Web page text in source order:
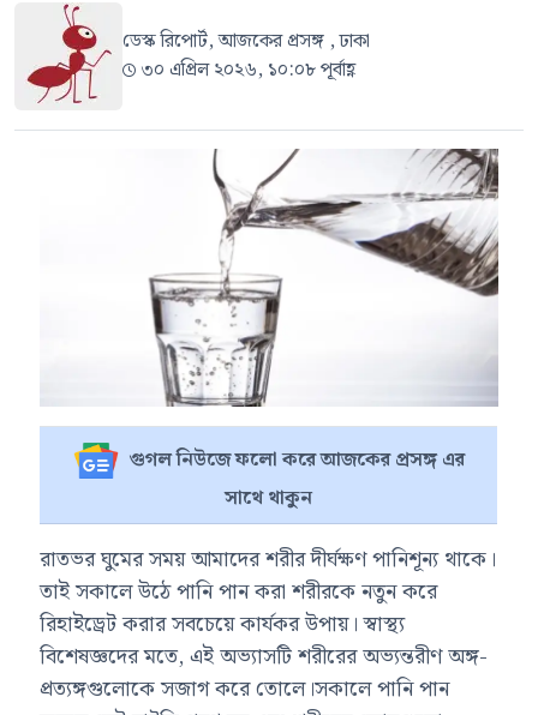
ডেস্ক রিপোর্ট, আজকের প্রসঙ্গ , ঢাকা
৩০ এপ্রিল ২০২৬, ১০:০৮ পূর্বাহ্ণ
গুগল নিউজে ফলো করে আজকের প্রসঙ্গ এর
সাথে থাকুন
রাতভর ঘুমের সময় আমাদের শরীর দীর্ঘক্ষণ পানিশূন্য থাকে।
তাই সকালে উঠে পানি পান করা শরীরকে নতুন করে
রিহাইড্রেট করার সবচেয়ে কার্যকর উপায়। স্বাস্থ্য
বিশেষজ্ঞদের মতে, এই অভ্যাসটি শরীরের অভ্যন্তরীণ অঙ্গ-
প্রত্যঙ্গগুলোকে সজাগ করে তোলে।সকালে পানি পান